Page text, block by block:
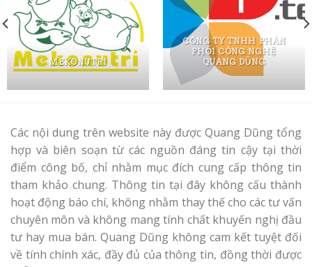
MEKONUTRI
CÔNG TY TNHH PHÂN
PHỐI CÔNG NGHỆ
QUANG DŨNG
Các nội dung trên website này được Quang Dũng tổng
hợp và biên soạn từ các nguồn đáng tin cậy tại thời
điểm công bố, chỉ nhằm mục đích cung cấp thông tin
tham khảo chung. Thông tin tại đây không cấu thành
hoạt động báo chí, không nhằm thay thế cho các tư vấn
chuyên môn và không mang tính chất khuyến nghị đầu
tư hay mua bán. Quang Dũng không cam kết tuyệt đối
về tính chính xác, đầy đủ của thông tin, đồng thời được